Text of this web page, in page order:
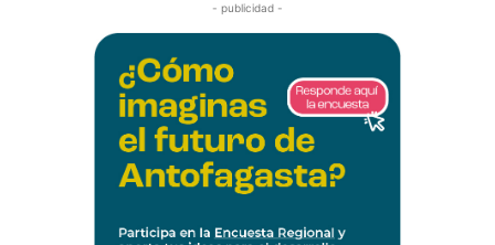
- publicidad -